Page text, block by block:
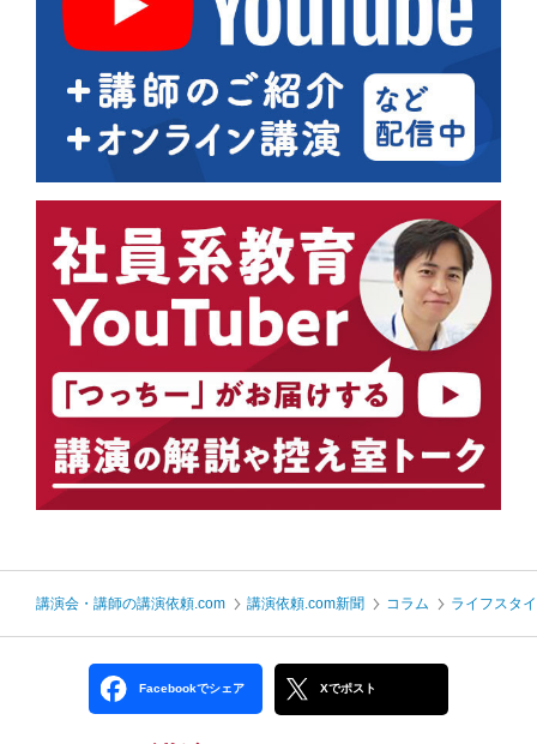
講演会・講師の講演依頼.com 講演依頼.com新聞 コラム ライフスタ
Facebookでシェア Xでポスト